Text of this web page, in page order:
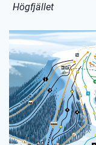
Högfjället